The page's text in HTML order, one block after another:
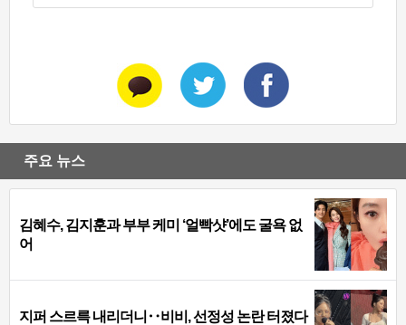
주요 뉴스
김혜수, 김지훈과 부부 케미 ‘얼빡샷’에도 굴욕 없
어
지퍼 스르륵 내리더니‥비비, 선정성 논란 터졌다